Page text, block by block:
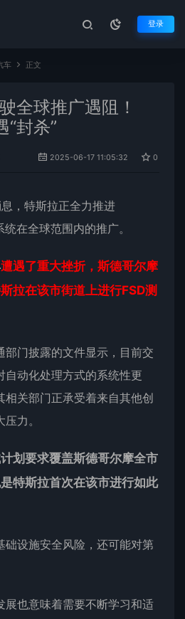
登录
车 正文
全球推广遇阻！
“封杀”
2025-06-17 11:05:32 0
， 特斯拉正全力推进
在全球范围内的推广。
遭遇了重大挫折，斯德哥尔摩
拉在该市街道上进行FSD测
部门披露的文件显示，目前交
自动化处理方式的系统性更
相关部门正承受着来自其他创
力。
划要求覆盖斯德哥尔摩全市
特斯拉首次在该市进行如此
础设施安全风险，还可能对第
展也意味着需要不断学习和适